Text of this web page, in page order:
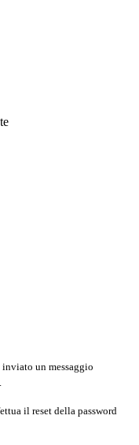
inviato un messaggio
il reset della password